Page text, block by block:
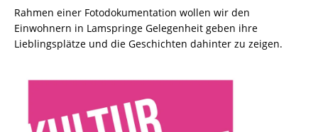
Rahmen einer Fotodokumentation wollen wir den
Einwohnern in Lamspringe Gelegenheit geben ihre
Lieblingsplätze und die Geschichten dahinter zu zeigen.